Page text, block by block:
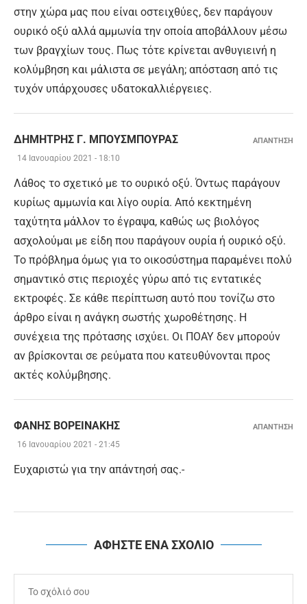
στην χώρα μας που είναι οστειχθύες, δεν παράγουν
ουρικό οξύ αλλά αμμωνία την οποία αποβάλλουν μέσω
των βραγχίων τους. Πως τότε κρίνεται ανθυγιεινή η
κολύμβηση και μάλιστα σε μεγάλη; απόσταση από τις
τυχόν υπάρχουσες υδατοκαλλιέργειες.
ΔΗΜΉΤΡΗΣ Γ. ΜΠΟΎΣΜΠΟΥΡΑΣ
14 Ιανουαρίου 2021 - 18:10
Λάθος το σχετικό με το ουρικό οξύ. Όντως παράγουν
κυρίως αμμωνία και λίγο ουρία. Από κεκτημένη
ταχύτητα μάλλον το έγραψα, καθώς ως βιολόγος
ασχολούμαι με είδη που παράγουν ουρία ή ουρικό οξύ.
Το πρόβλημα όμως για το οικοσύστημα παραμένει πολύ
σημαντικό στις περιοχές γύρω από τις εντατικές
εκτροφές. Σε κάθε περίπτωση αυτό που τονίζω στο
άρθρο είναι η ανάγκη σωστής χωροθέτησης. Η
συνέχεια της πρότασης ισχύει. Οι ΠΟΑΥ δεν μπορούν
αν βρίσκονται σε ρεύματα που κατευθύνονται προς
ακτές κολύμβησης.
ΑΠΑΝΤΗΣΗ
ΦΑΝΗΣ ΒΟΡΕΙΝΑΚΗΣ
16 Ιανουαρίου 2021 - 21:45
Ευχαριστώ για την απάντησή σας.-
ΑΠΑΝΤΗΣΗ
ΑΦΗΣΤΕ ΕΝΑ ΣΧΟΛΙΟ